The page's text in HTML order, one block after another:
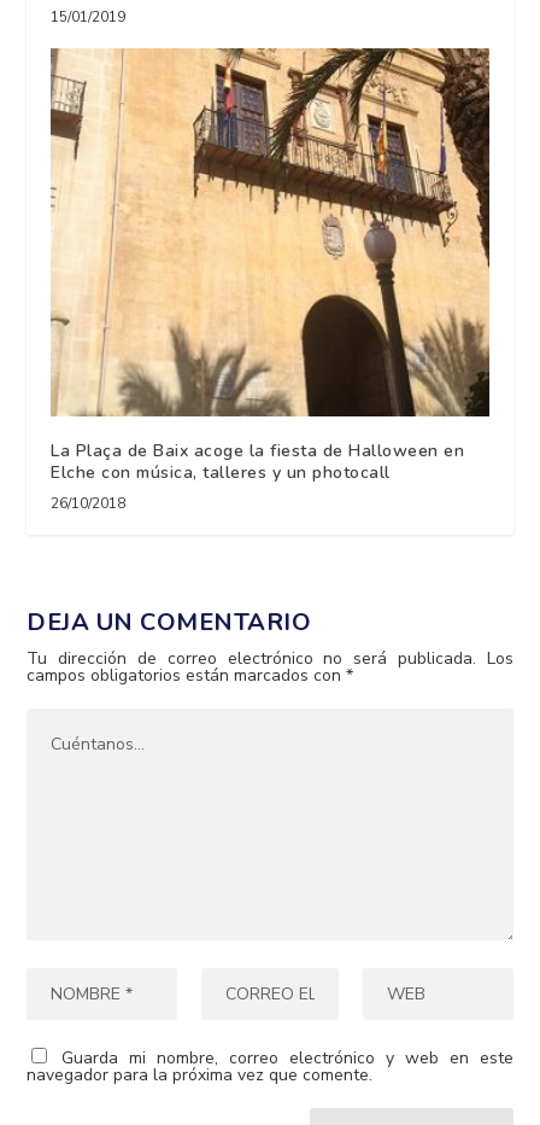
15/01/2019
La Plaça de Baix acoge la fiesta de Halloween en
Elche con música, talleres y un photocall
26/10/2018
DEJA UN COMENTARIO
Tu dirección de correo electrónico no será publicada. Los
campos obligatorios están marcados con*
Guarda mi nombre, correo electrónico y web en este
navegador para la próxima vez que comente.